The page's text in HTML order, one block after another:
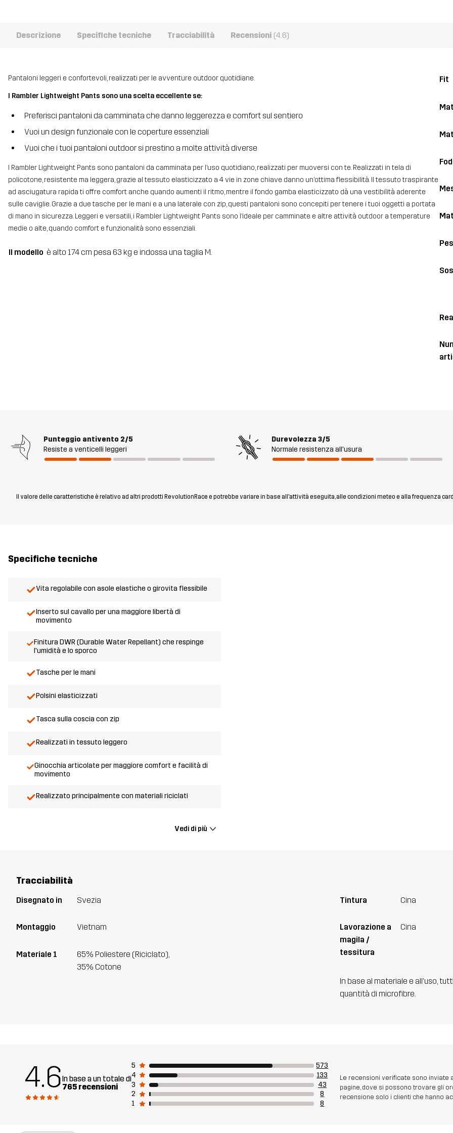
Descrizione Specifiche tecniche Tracciabilità Recensioni (4.6)
Pantaloni leggeri e confortevoli, realizzati per le avventure outdoor quotidiane.
I Rambler Lightweight Pants sono una scelta eccellente se:
Preferisci pantaloni da camminata che danno leggerezza e comfort sul sentiero
Vuoi un design funzionale con le coperture essenziali
Vuoi che i tuoi pantaloni outdoor si prestino a molte attività diverse
I Rambler Lightweight Pants sono pantaloni da camminata per l’uso quotidiano, realizzati per muoversi con te. Realizzati in tela di
policotone, resistente ma leggera, grazie al tessuto elasticizzato a 4 vie in zone chiave danno un’ottima flessibilità. Il tessuto traspirante
ad asciugatura rapida ti offre comfort anche quando aumenti il ritmo, mentre il fondo gamba elasticizzato dà una vestibilità aderente
sulle caviglie. Grazie a due tasche per le mani e a una laterale con zip, questi pantaloni sono concepiti per tenere i tuoi oggetti a portata
di mano in sicurezza. Leggeri e versatili, i Rambler Lightweight Pants sono l’ideale per camminate e altre attività outdoor a temperature
medie o alte, quando comfort e funzionalità sono essenziali.
Il modello è alto 174 cm pesa 63 kg e indossa una taglia M.
Fit
Punteggio antivento 2/5
Resiste a venticelli leggeri
Durevolezza 3/5
Normale resistenza all'usura
Il valore delle caratteristiche è relativo ad altri prodotti RevolutionRace e potrebbe variare in base all'attività eseguita, alle condizioni meteo e alla frequenza
Specifiche tecniche
Vita regolabile con asole elastiche o girovita flessibile
Inserto sul cavallo per una maggiore libertà di
movimento
Finitura DWR (Durable Water Repellant) che respinge
l'umidità e lo sporco
Tasche per le mani
Polsini elasticizzati
Tasca sulla coscia con zip
Realizzati in tessuto leggero
Ginocchia articolate per maggiore comfort e facilità di
movimento
Realizzato principalmente con materiali riciclati
Vedi di più
Tracciabilità
Disegnato in Svezia
Montaggio Vietnam
Materiale 1
65% Poliestere (Riciclato),
35% Cotone
Tintura Cina
Lavorazione a
magila /
tessitura
Cina
In base al materiale e all'uso,
quantità di microfibre.
4.6In base a un totale di
765 recensioni
5
573
4
133
3
43
2
8
1
8
Le recensioni verificate sono inviate
pagine, dove si possono trovare gli
recensione solo i clienti che hanno